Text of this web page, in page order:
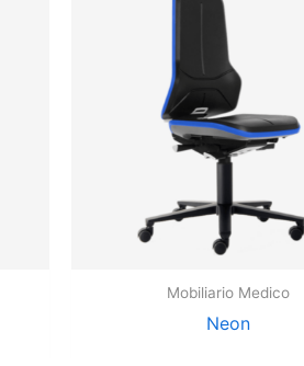
Mobiliario Medico
Neon